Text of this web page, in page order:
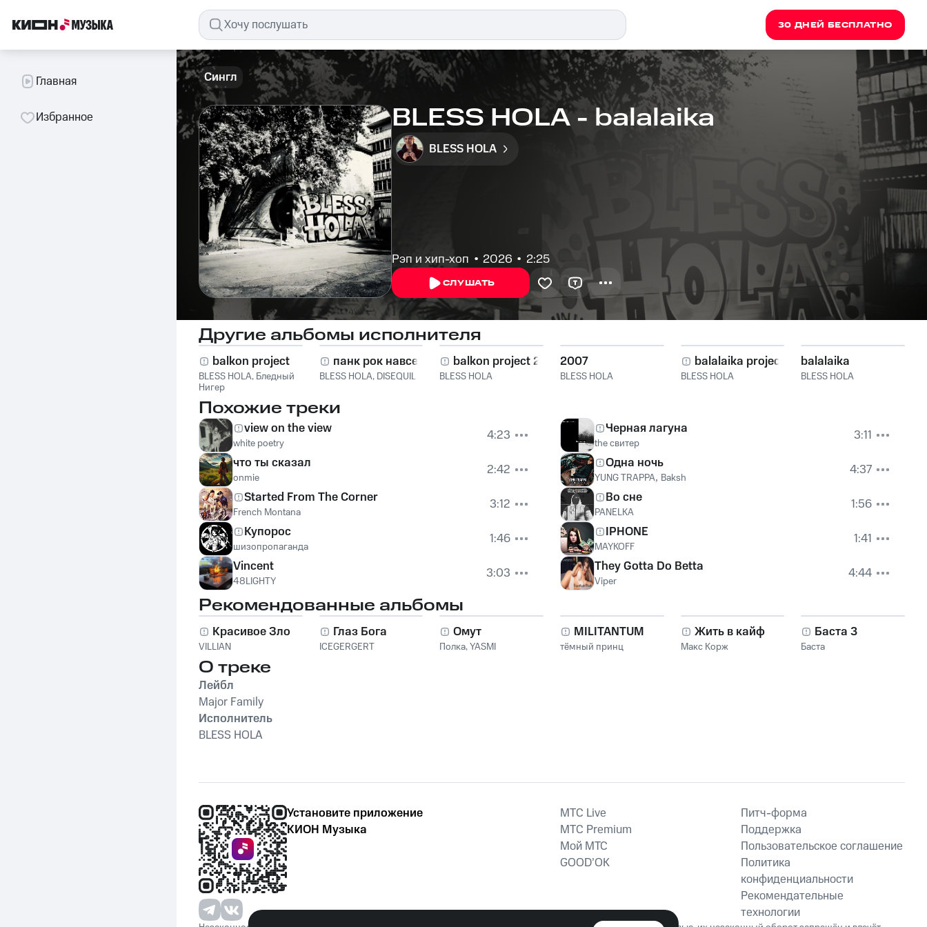
30 ДНЕЙ БЕСПЛАТНО
Главная
Избранное
Сингл
BLESS HOLA - balalaika
BLESS HOLA
Рэп и хип-хоп 2026 2:25
СЛУШАТЬ
Другие альбомы исполнителя
balkon project
BLESS HOLA, Бледный
Нигер
панк рок навсегда
BLESS HOLA, DISEQUIL
balkon project 2
BLESS HOLA
2007
BLESS HOLA
balalaika project 3
BLESS HOLA
balalaika
BLESS HOLA
Похожие треки
view on the view
white poetry
4:23
что ты сказал
onmie
2:42
Started From The Corner
French Montana
3:12
Купорос
шизопропаганда
1:46
Vincent
48LIGHTY 3:03
Черная лагуна
the свитер
3:11
Одна ночь
YUNG TRAPPA, Baksh
4:37
Во сне
PANELKA
1:56
IPHONE
MAYKOFF
1:41
They Gotta Do Betta
Viper 4:44
Рекомендованные альбомы
Красивое Зло
VILLIAN
Глаз Бога
ICEGERGERT
Омут
Полка,YASMI
MILITANTUM
тёмный принц
Жить в кайф
Макс Корж
Баста 3
Баста
О треке
Лейбл
Major Family
Исполнитель
BLESS HOLA
Установите приложение
КИОН Музыка
MTС Live
MTС Premium
Мой МТС
GOOD’OK
Питч-форма
Поддержка
Пользовательское соглашение
Политика
конфиденциальности
Рекомендательные
технологии